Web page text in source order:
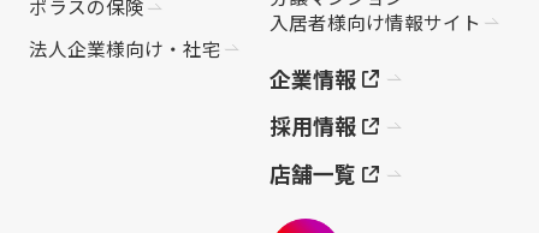
ポラスの保険
法人企業様向け・社宅
入居者様向け情報サイト
企業情報
採用情報
店舗一覧